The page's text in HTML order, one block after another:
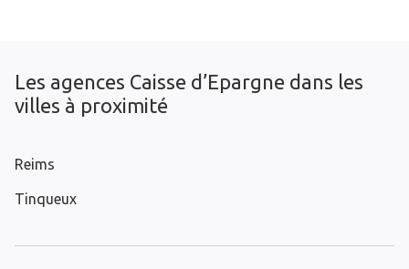
Les agences Caisse d’Epargne dans les
villes à proximité
Reims
Tinqueux